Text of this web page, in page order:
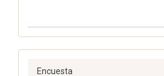
Encuesta